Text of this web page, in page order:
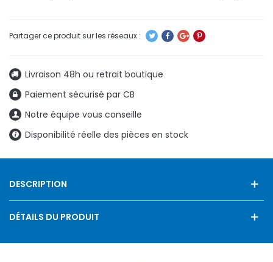
Livraison 48h ou retrait boutique
Paiement sécurisé par CB
Notre équipe vous conseille
Disponibilité réelle des pièces en stock
DESCRIPTION
DÉTAILS DU PRODUIT